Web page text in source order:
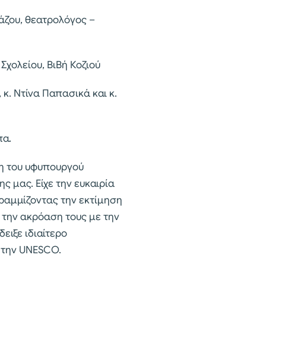
θεατρολόγος –
ΒιΒή Κοζιού
Ντίνα Παπασικά και κ.
του υφυπουργού
μας. Είχε την ευκαιρία
την εκτίμηση
ακρόαση τους με την
ιδιαίτερο
UNESCO.